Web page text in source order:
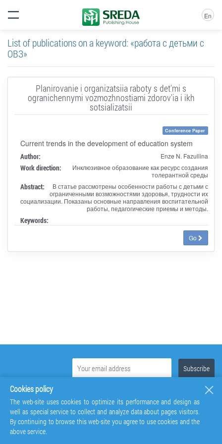
En
List of publications on a keyword: «работа с детьми с
ОВЗ»
Planirovanie i organizatsiia raboty s det'mi s
ogranichennymi vozmozhnostiami zdorov'ia i ikh
sotsializatsii
Conference Paper
Current trends in the development of education system
Author: Enze N. Fazullina
Work direction:
Инклюзивное образование как ресурс создания
толерантной среды
Abstract:
В статье рассмотрены особенности работы с детьми с
ограниченными возможностями здоровья, трудности их
социализации. Показаны основные направления воспитательной
работы, педагогические приемы и методы.
Keywords:
Go
Cookies policy
The web-site uses cookies to optimize its performance and design as
well as special service to collect and analyze data about pages visitors.
By continuing to browse this web-site you agree to use cookies and the
above service.